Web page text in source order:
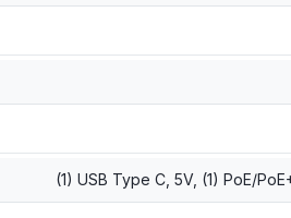
(1) USB Type C, 5V, (1) PoE/